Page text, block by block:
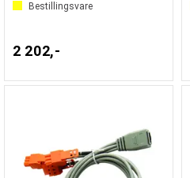
Bestillingsvare
2 202,-